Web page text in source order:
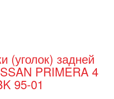
(уголок) задней
PRIMERA 4
95-01